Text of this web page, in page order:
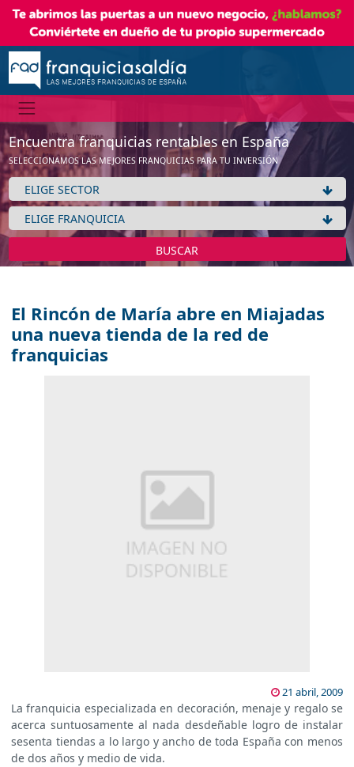
Encuentra franquicias rentables en España
SELECCIONAMOS LAS MEJORES FRANQUICIAS PARA TU INVERSIÓN
BUSCAR
El Rincón de María abre en Miajadas
una nueva tienda de la red de
franquicias
21 abril, 2009
La franquicia especializada en decoración, menaje y regalo se
acerca suntuosamente al nada desdeñable logro de instalar
sesenta tiendas a lo largo y ancho de toda España con menos
de dos años y medio de vida.